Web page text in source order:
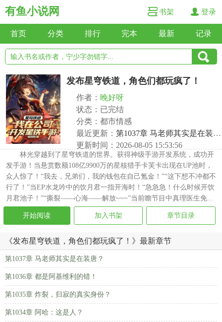
有鱼小说网 书架 登录
首页 分类 排行 完本 最新 记录
发布星穹铁道，角色们都玩疯了！
作者： 晚好呀
状态：已完结
分类：都市情感
最近更新： 第1037章 马老师其实是在装唐？
更新时间：2026-08-05 15:53:56
林光穿越到了星穹铁道的世界。获得神级手游开发系统，成功开
发手游！当悬赏数额108亿9900万的星核猎手卡芙卡出现在UP池时，
众人惊了！“我去，兄弟们，我的钱包在自己氪金！”“这下想不冲都不
行了！”当EP水龙吟中的饮月君一指开海时！“急急急！什么时候开饮
月君池子！”“撕裂——心海——解放~~~”当前瞻节目中真理医生免...
开始阅读 加入书架 章节目录
《发布星穹铁道，角色们都玩疯了！》最新章节
第1037章 马老师其实是在装唐？
第1036章 都是阿基维利的错！
第1035章 炸裂，归寂的真实身份？
第1034章 阿哈：这是人？